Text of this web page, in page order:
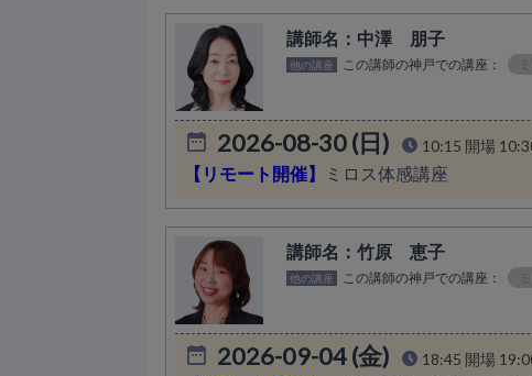
中澤 朋子
他の講座 この講師の神戸での講座 ：
2026-08-30 (日) 10:15 開場
【リモート開催】 ミロス体感講座
竹原 恵子
他の講座 この講師の神戸での講座 ：
2026-09-04 (金) 18:45 開場